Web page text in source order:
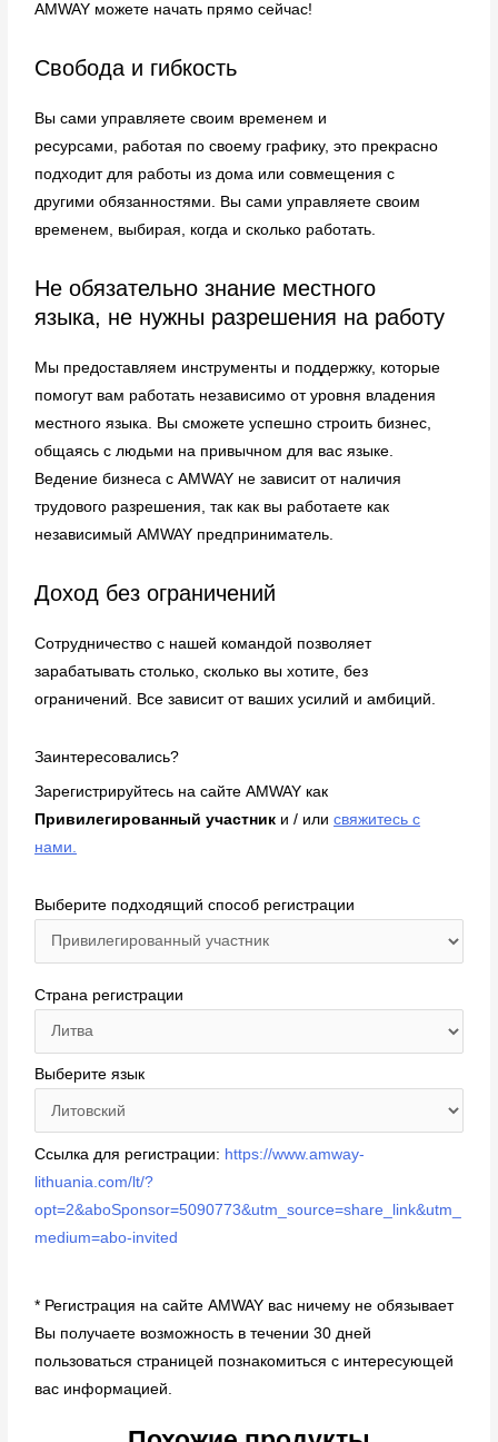
AMWAY можете начать прямо сейчас!
Свобода и гибкость
Вы сами управляете своим временем и
ресурсами, работая по своему графику, это прекрасно
подходит для работы из дома или совмещения с
другими обязанностями. Вы сами управляете своим
временем, выбирая, когда и сколько работать.
Не обязательно знание местного
языка, не нужны разрешения на работу
Мы предоставляем инструменты и поддержку, которые
помогут вам работать независимо от уровня владения
местного языка. Вы сможете успешно строить бизнес,
общаясь с людьми на привычном для вас языке.
Ведение бизнеса с AMWAY не зависит от наличия
трудового разрешения, так как вы работаете как
независимый AMWAY предприниматель.
Доход без ограничений
Сотрудничество с нашей командой позволяет
зарабатывать столько, сколько вы хотите, без
ограничений. Все зависит от ваших усилий и амбиций.
Заинтересовались?
Зарегистрируйтесь на сайте AMWAY как
Привилегированный участник и / илисвяжитесь с
нами.
Выберите подходящий способ регистрации
Страна регистрации
Выберите язык
Ссылка для регистрации: https://www.amway-
lithuania.com/lt/?
opt=2&aboSponsor=5090773&utm_source=share_link&utm_
medium=abo-invited
* Регистрация на сайтеAMWAY ваc ничему не обязывает
Вы получаете возможность в течении 30 дней
пользоваться страницей познакомиться с интересующей
вас информацией.